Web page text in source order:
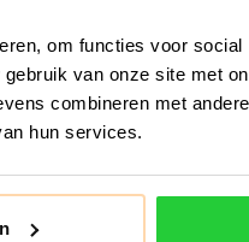
om functies voor
van onze site met
combineren met
hun services.